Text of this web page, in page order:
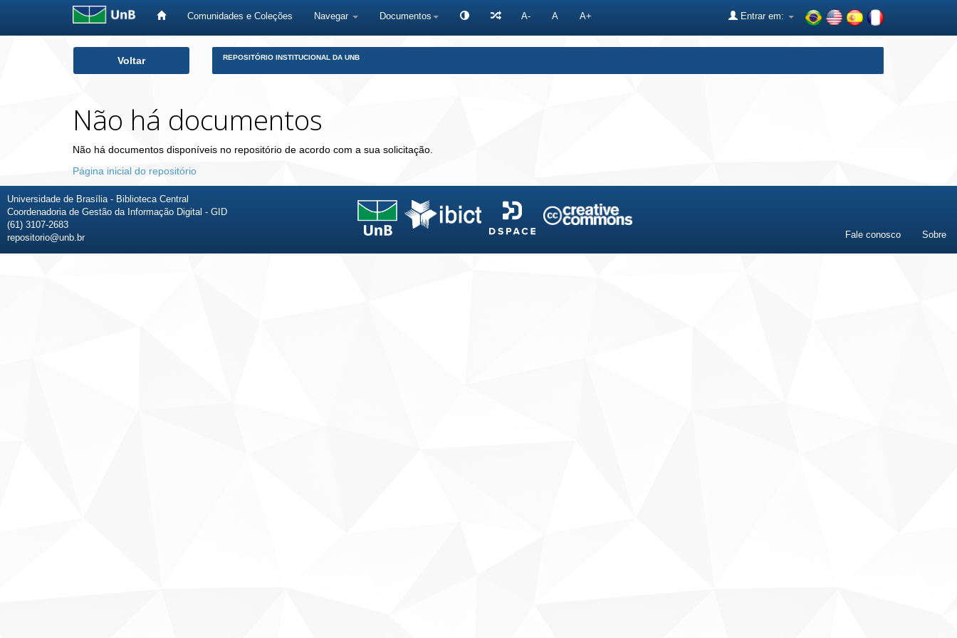
Comunidades e Coleções Navegar Documentos A- A A+ Entrar em:
Voltar REPOSITÓRIO INSTITUCIONAL DA UNB
Não há documentos
Não há documentos disponíveis no repositório de acordo com a sua solicitação.
Página inicial do repositório
Universidade de Brasília - Biblioteca Central
Coordenadoria de Gestão da Informação Digital - GID
(61) 3107-2683
repositorio@unb.br
Fale conosco Sobre